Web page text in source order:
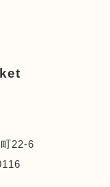
22-6